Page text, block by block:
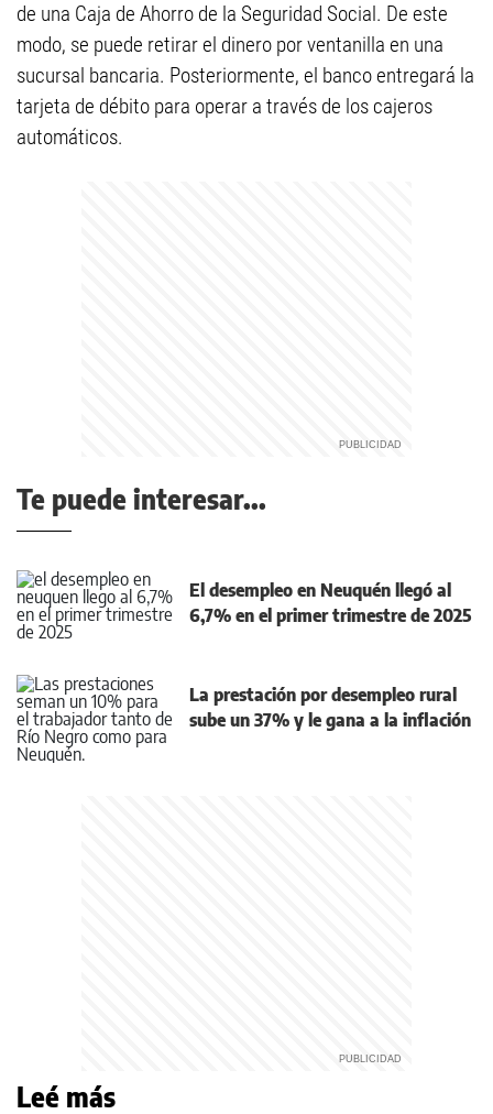
de una Caja de Ahorro de la Seguridad Social. De este
modo, se puede retirar el dinero por ventanilla en una
sucursal bancaria. Posteriormente, el banco entregará la
tarjeta de débito para operar a través de los cajeros
automáticos.
Te puede interesar...
El desempleo en Neuquén llegó al
6,7% en el primer trimestre de 2025
La prestación por desempleo rural
sube un 37% y le gana a la inflación
Leé más